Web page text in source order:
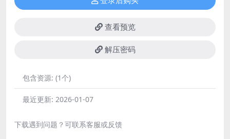
查看预览
解压密码
包含资源: (1个)
最近更新: 2026-01-07
下载遇到问题？可联系客服或反馈